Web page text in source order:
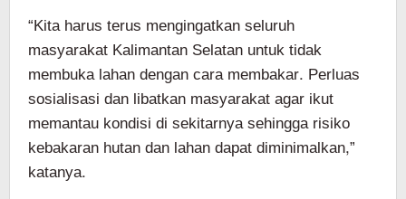
“Kita harus terus mengingatkan seluruh
masyarakat Kalimantan Selatan untuk tidak
membuka lahan dengan cara membakar. Perluas
sosialisasi dan libatkan masyarakat agar ikut
memantau kondisi di sekitarnya sehingga risiko
kebakaran hutan dan lahan dapat diminimalkan,”
katanya.